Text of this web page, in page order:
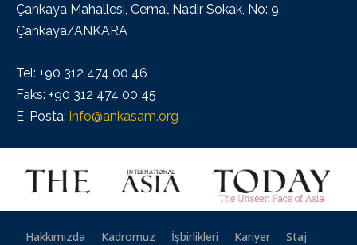
Çankaya Mahallesi, Cemal Nadir Sokak, No: 9,
Çankaya/ANKARA
Tel: +90 312 474 00 46
Faks: +90 312 474 00 45
E-Posta: info@ankasam.org
Hakkımızda Kadromuz İşbirlikleri Kariyer
Staj